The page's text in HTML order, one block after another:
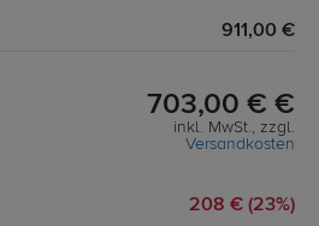
911,00 €
703,00 € €
inkl. MwSt., zzgl.
Versandkosten
208 € (23%)